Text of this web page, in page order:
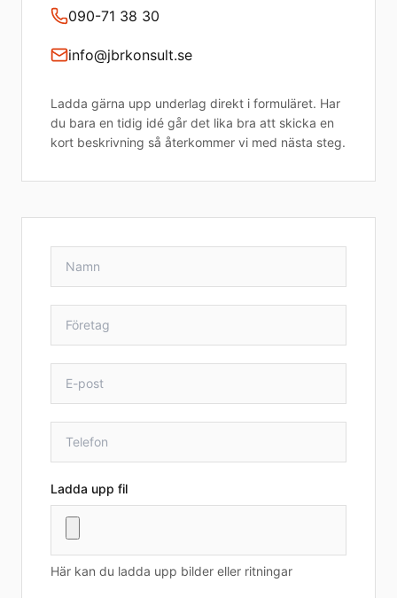
090-71 38 30
info@jbrkonsult.se
Ladda gärna upp underlag direkt i formuläret. Har
du bara en tidig idé går det lika bra att skicka en
kort beskrivning så återkommer vi med nästa steg.
Ladda upp fil
Här kan du ladda upp bilder eller ritningar